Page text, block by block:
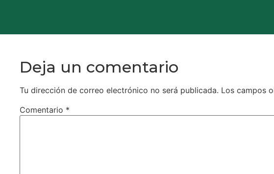
Deja un comentario
Tu dirección de correo electrónico no será publicada. Los campos
Comentario *